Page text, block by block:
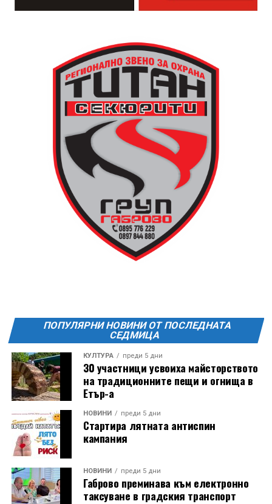
13 АВГУСТ (четвъртък)
19:00ч Групова тренировка с Йоанна Петрова от
20:00ч. Куиз вечер за обща култура
21:30ч. Прожекция на филма “Брънч за начинаещи”
Ще бъде хубаво – не някога и някъде, а тук и сега!
транспорт до местността Градище. Електрическият
автобус ще тръгне в 19:30 ч. от пл. „Възраждане“, а
обратно към града в 00:00 ч. – от паркинга до
поляната. Вземете със себе си връхна дреха и одеяло
или шалте! За повече информация тел. 0887907075.
ПОПУЛЯРНИ НОВИНИ ОТ ПОСЛЕДНАТА
СЕДМИЦА
КУЛТУРА преди 5 дни
30 участници усвоиха майсторството
на традиционните пещи и огнища в
Етър-а
НОВИНИ преди 5 дни
Стартира лятната антиспин
кампания
НОВИНИ преди 5 дни
Габрово преминава към електронно
таксуване в градския транспорт